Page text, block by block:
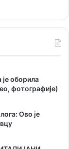
је оборила
фотографије)
Ово је